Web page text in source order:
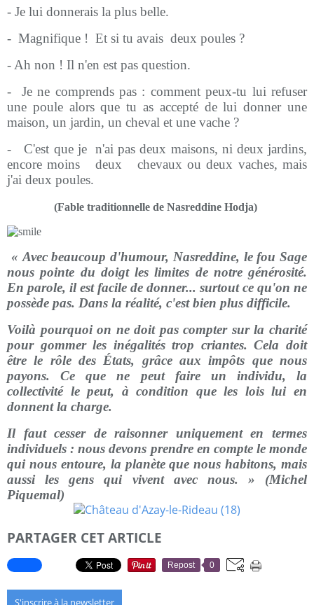
- Je lui donnerais la plus belle.
- Magnifique ! Et si tu avais deux poules ?
- Ah non ! Il n'en est pas question.
-
Je ne comprends pas : comment peux-tu lui refuser
une poule alors que tu as accepté de lui donner une
maison, un jardin, un cheval et une vache ?
-
C'est que je n'ai pas deux maisons, ni deux jardins,
encore moins
deux
chevaux ou deux vaches, mais
j'ai deux poules.
(Fable traditionnelle de Nasreddine Hodja)
« Avec beaucoup d'humour, Nasreddine, le fou Sage
nous pointe du doigt les limites de notre générosité.
En parole, il est facile de donner... surtout ce qu'on ne
possède pas. Dans la réalité, c'est bien plus difficile.
Voilà pourquoi on ne doit pas compter sur la charité
pour gommer les inégalités trop criantes. Cela doit
être le rôle des États, grâce aux impôts que nous
payons. Ce que ne peut faire un individu, la
collectivité le peut, à condition que les lois lui en
donnent la charge.
Il faut cesser de raisonner uniquement en termes
individuels : nous devons prendre en compte le monde
qui nous entoure, la planète que nous habitons, mais
aussi les gens qui vivent avec nous. » (Michel
Piquemal)
PARTAGER CET ARTICLE
Repost 0
S'inscrire à la newsletter